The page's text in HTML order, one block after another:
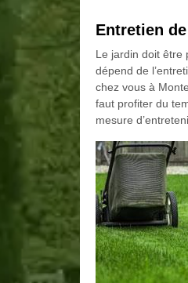
Entretien
Le jardin doit être
dépend de
chez vous à
faut profiter du
mesure